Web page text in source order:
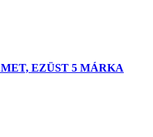
EZÜST 5 MÁRKA